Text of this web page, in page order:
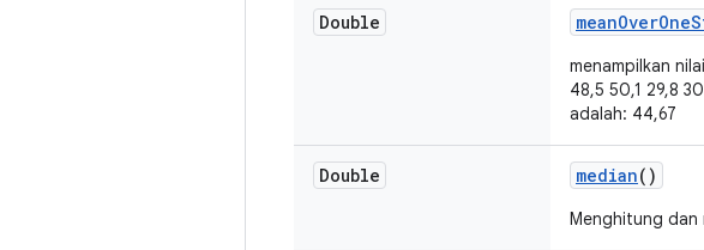
Double meanOverOne
menampilkan
48,5 50,1 29,8
adalah: 44,67
Double median()
Menghitung dan